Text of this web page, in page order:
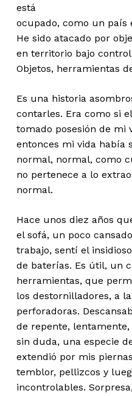
está
ocupado, como un país
He sido atacado por
en territorio bajo
Objetos, herramientas
Es una historia
contarles. Era como si
tomado posesión de mi
entonces mi vida había
normal, normal, como
no pertenece a lo
normal.
Hace unos diez años
el sofá, un poco
trabajo, sentí el
de baterías. Es útil, un
herramientas, que
los destornilladores, a
perforadoras.
de repente,
sin duda, una especie
extendió por mis
temblor, pellizcos y
incontrolables.